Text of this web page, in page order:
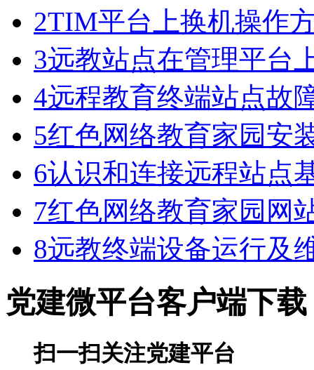
2TIM平台上换机操作
3远教站点在管理平台
4远程教育终端站点故
5红色网络教育家园安
6认识和连接远程站点
7红色网络教育家园网
8远教终端设备运行及
党建微平台客户端下载
扫一扫关注党建平台